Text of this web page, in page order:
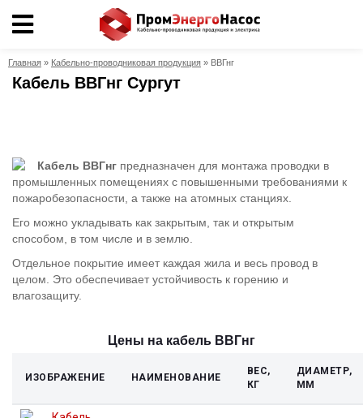
Электрика
Сантехника
Рукава
Главная » Кабельно-проводниковая продукция » ВВГнг
Кабель ВВГнг Сургут
Кабель ВВГнг предназначен для монтажа проводки в
промышленных помещениях с повышенными требованиями к
пожаробезопасности, а также на атомных станциях.
Его можно укладывать как закрытым, так и открытым
способом, в том числе и в землю.
Отдельное покрытие имеет каждая жила и весь провод в
целом. Это обеспечивает устойчивость к горению и
влагозащиту.
Цены на кабель ВВГнг
ИЗОБРАЖЕНИЕ НАИМЕНОВАНИЕ
ВЕС,
КГ
ДИАМЕТР,
ММ